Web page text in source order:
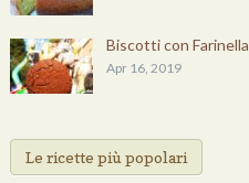
Biscotti con Farinella
Apr 16, 2019
Le ricette più popolari